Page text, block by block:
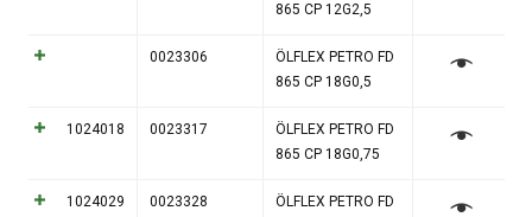
865 CP 12G2,5
0023306
ÖLFLEX PETRO FD
865 CP 18G0,5
1024018 0023317
ÖLFLEX PETRO FD
865 CP 18G0,75
1024029 0023328
ÖLFLEX PETRO FD